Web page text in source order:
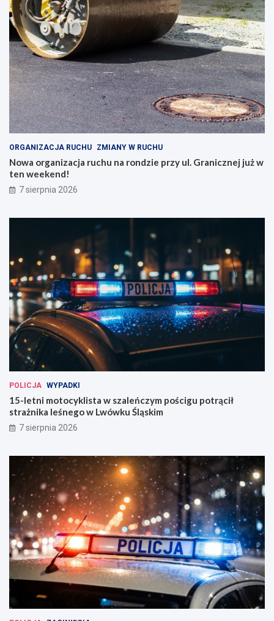
ORGANIZACJA RUCHU ZMIANY W RUCHU
Nowa organizacja ruchu na rondzie przy ul. Granicznej już w
ten weekend!
7 sierpnia 2026
POLICJA WYPADKI
15-letni motocyklista w szaleńczym pościgu potrącił
strażnika leśnego w Lwówku Śląskim
7 sierpnia 2026